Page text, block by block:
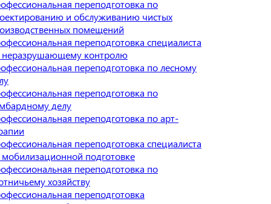
переподготовка по
и обслуживанию чистых
помещений
переподготовка специалиста
неразрушающему контролю
переподготовка по лесному
переподготовка по
делу
переподготовка по арт-
переподготовка специалиста
подготовке
переподготовка по
хозяйству
переподготовка